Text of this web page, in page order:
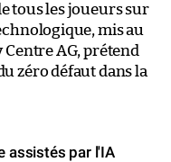
tous les joueurs sur
mis au
AG, prétend
zéro défaut dans la
assistés par l'IA